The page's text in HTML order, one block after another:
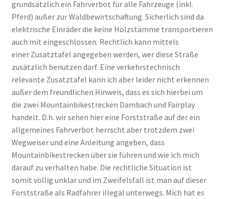
grundsätzlich ein Fahrverbot für alle Fahrzeuge (inkl.
Pferd) außer zur Waldbewirtschaftung. Sicherlich sind da
elektrische Einräder die keine Holzstämme transportieren
auch mit eingeschlossen. Rechtlich kann mittels
einer Zusatztafel angegeben werden, wer diese Straße
zusätzlich benutzen darf. Eine verkehrstechnisch
relevante Zusatztafel kann ich aber leider nicht erkennen
außer dem freundlichen Hinweis, dass es sich hierbei um
die zwei Mountainbikestrecken Dambach und Fairplay
handelt. D.h. wir sehen hier eine Forststraße auf der ein
allgemeines Fahrverbot herrscht aber trotzdem zwei
Wegweiser und eine Anleitung angeben, dass
Mountainbikestrecken über sie führen und wie ich mich
darauf zu verhalten habe. Die rechtliche Situation ist
somit völlig unklar und im Zweifelsfall ist man auf dieser
Forststraße als Radfahrer illegal unterwegs. Mich hat es